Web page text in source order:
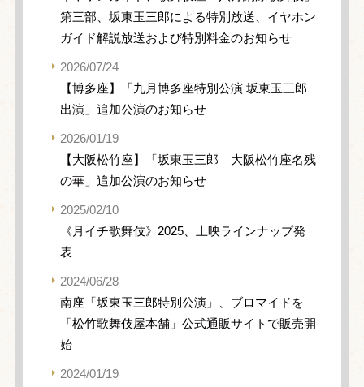
第三部、坂東玉三郎による特別放送、イヤホン
ガイド解説放送および特別料金のお知らせ
2026/07/24
【博多座】「九月博多座特別公演 坂東玉三郎
出演」追加公演のお知らせ
2026/01/19
【大阪松竹座】「坂東玉三郎 大阪松竹座名残
の華」追加公演のお知らせ
2025/02/10
《月イチ歌舞伎》2025、上映ラインナップ発
表
2024/06/28
南座「坂東玉三郎特別公演」、ブロマイドを
「松竹歌舞伎屋本舗」公式通販サイトで販売開
始
2024/01/19